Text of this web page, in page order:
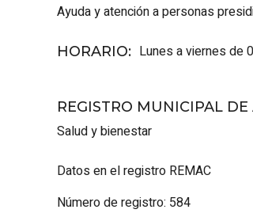
Ayuda y atención a personas
HORARIO: Lunes a viernes de
REGISTRO MUNICIPAL
Salud y bienestar
Datos en el registro REMAC
Número de registro: 584